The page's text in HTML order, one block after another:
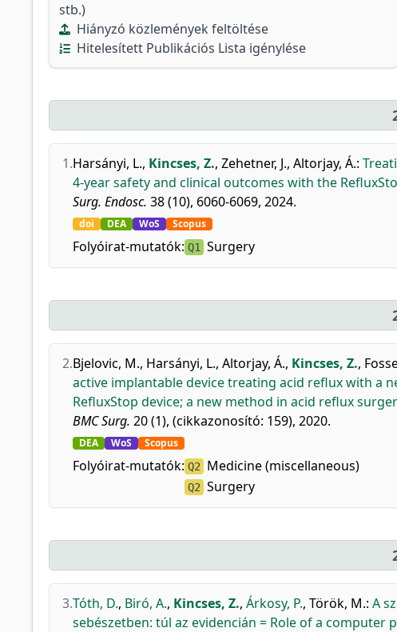
stb.)
Hiányzó közlemények feltöltése
Hitelesített Publikációs Lista igénylése
1.Harsányi, L., Kincses, Z., Zehetner, J., Altorjay, Á.:
4-year safety and clinical outcomes with the
Surg. Endosc. 38 (10), 6060-6069, 2024.
doi DEA WoS Scopus
Folyóirat-mutatók: Q1 Surgery
2.Bjelovic, M., Harsányi, L., Altorjay, Á., Kincses, Z.,
active implantable device treating acid reflux with a
RefluxStop device; a new method in acid reflux
BMC Surg. 20 (1), (cikkazonosító: 159), 2020.
DEA WoS Scopus
Folyóirat-mutatók: Q2 Medicine (miscellaneous)
Q2 Surgery
3.Tóth, D., Biró, A., Kincses, Z., Árkosy, P., Török, M.: A
sebészetben: túl az evidencián = Role of a